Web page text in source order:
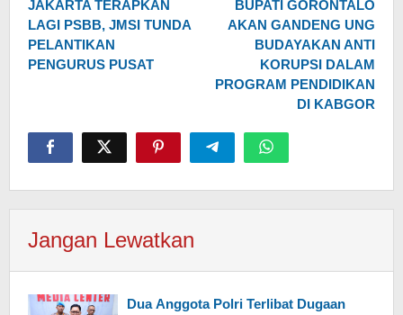
pos
JAKARTA TERAPKAN
LAGI PSBB, JMSI TUNDA
PELANTIKAN
PENGURUS PUSAT
BUPATI GORONTALO
AKAN GANDENG UNG
BUDAYAKAN ANTI
KORUPSI DALAM
PROGRAM PENDIDIKAN
DI KABGOR
Jangan Lewatkan
Dua Anggota Polri Terlibat Dugaan